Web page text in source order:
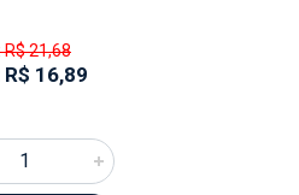
R$ 21,68
R$ 16,89